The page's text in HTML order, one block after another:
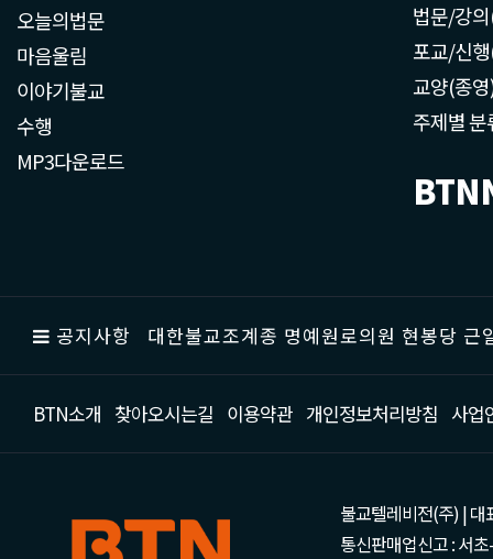
오늘의법문
마음울림
이야기불교
수행
MP3다운로드
법문/강
포교/신
교양(종
주제별 분
공지사항 대한불교조계종 명예원로의원 현봉당
BTN소개 찾아오시는길 이용약관 개인정보처리방침 사업
불교텔레비전(주) | 대
통신판매업신고 : 서